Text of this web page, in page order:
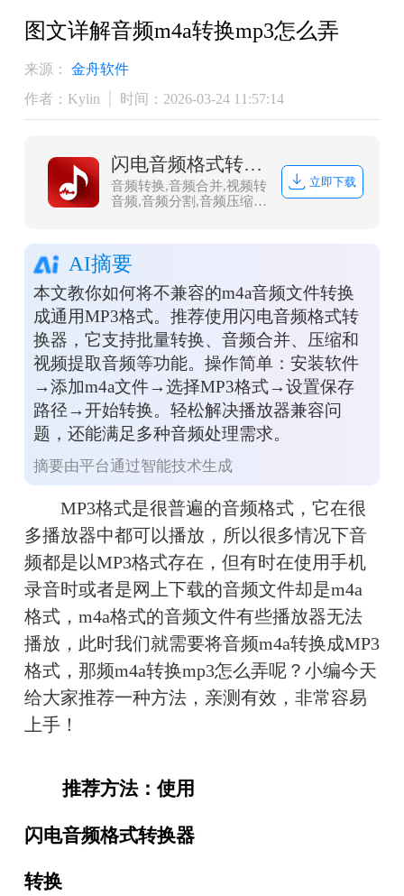
图文详解音频m4a转换mp3怎么弄
来源：
金舟软件
作者：Kylin
时间：2026-03-24 11:57:14
闪电音频格式转换器
音频转换,音频合并,视频转
音频,音频分割,音频压缩,
的音乐音频转换软件，集
合了音频格式转换、音频
合并、视频音频提取、音
频分割、音频压缩、视频
转音频，调整声音大小等
多种功能。
立即下载
AI摘要
本文教你如何将不兼容的m4a音频文件转换
成通用MP3格式。推荐使用闪电音频格式转
换器，它支持批量转换、音频合并、压缩和
视频提取音频等功能。操作简单：安装软件
→添加m4a文件→选择MP3格式→设置保存
路径→开始转换。轻松解决播放器兼容问
题，还能满足多种音频处理需求。
摘要由平台通过智能技术生成
MP3格式是很普遍的音频格式，它在很
多播放器中都可以播放，所以很多情况下音
频都是以MP3格式存在，但有时在使用手机
录音时或者是网上下载的音频文件却是m4a
格式，m4a格式的音频文件有些播放器无法
播放，此时我们就需要将音频m4a转换成MP3
格式，那频m4a转换mp3怎么弄呢？小编今天
给大家推荐一种方法，亲测有效，非常容易
上手！
推荐方法：使用
闪电音频格式转换器
转换